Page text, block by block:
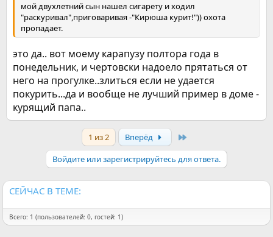
мой двухлетний сын нашел сигарету и ходил
"раскуривал",приговаривая -"Кирюша курит!")) охота
пропадает.
это да.. вот моему карапузу полтора года в
понедельник, и чертовски надоело прятаться от
него на прогулке..злиться если не удается
покурить...да и вообще не лучший пример в доме -
курящий папа..
1 из 2 Вперёд
Войдите или зарегистрируйтесь для ответа.
СЕЙЧАС В ТЕМЕ:
Всего: 1 (пользователей: 0, гостей: 1)